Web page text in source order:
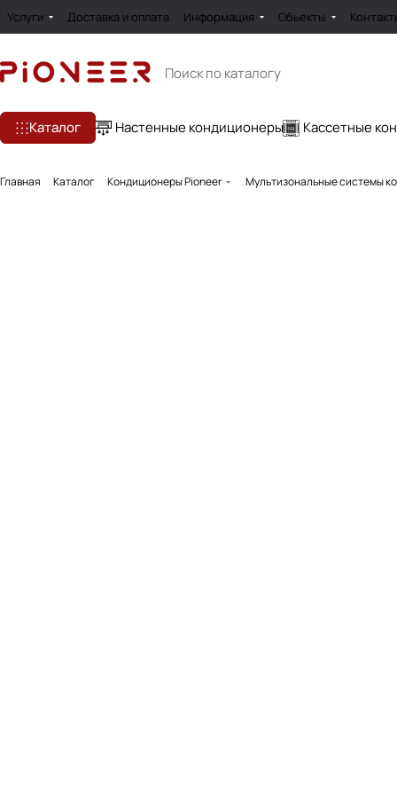
Услуги Доставка и оплата Информация Обьекты
Каталог Настенные кондиционеры Кассетные
Главная Каталог Кондиционеры Pioneer Мультизональные системы